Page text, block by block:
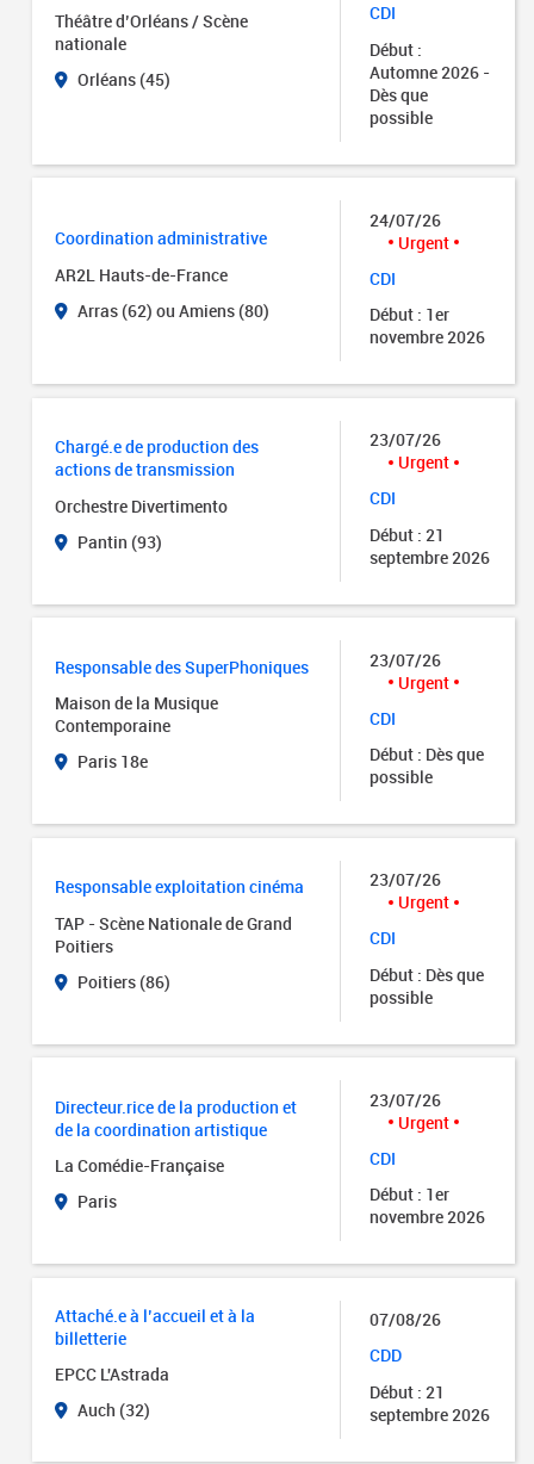
Théâtre d’Orléans / Scène
nationale
Orléans (45)
CDI
Début :
Automne 2026 -
Dès que
possible
Coordination administrative
AR2L Hauts-de-France
Arras (62) ou Amiens (80)
24/07/26
Urgent
CDI
Début : 1er
novembre 2026
Chargé.e de production des
actions de transmission
Orchestre Divertimento
Pantin (93)
23/07/26
Urgent
CDI
Début : 21
septembre 2026
Responsable des SuperPhoniques
Maison de la Musique
Contemporaine
Paris 18e
23/07/26
Urgent
CDI
Début : Dès que
possible
Responsable exploitation cinéma
TAP - Scène Nationale de Grand
Poitiers
Poitiers (86)
23/07/26
Urgent
CDI
Début : Dès que
possible
Directeur.rice de la production et
de la coordination artistique
La Comédie-Française
Paris
23/07/26
Urgent
CDI
Début : 1er
novembre 2026
Attaché.e à l’accueil et à la
billetterie
EPCC L'Astrada
Auch (32)
07/08/26
CDD
Début : 21
septembre 2026